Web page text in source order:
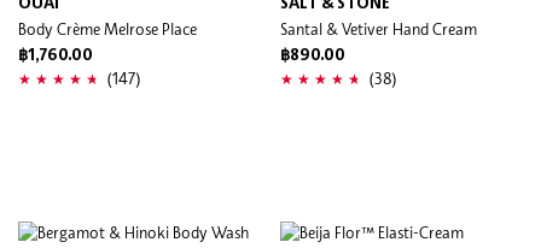
OUAI
Body Crème Melrose Place
฿1,760.00
(147)
SALT & STONE
Santal & Vetiver Hand Cream
฿890.00
(38)